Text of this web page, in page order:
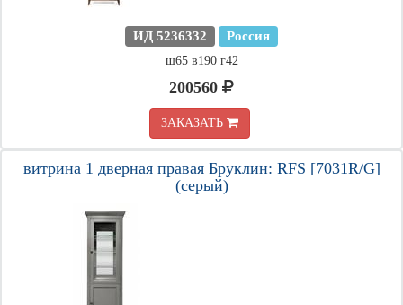
ИД 5236332 Россия
ш65 в190 г42
200560
ЗАКАЗАТЬ
витрина 1 дверная правая Бруклин: RFS [7031R/G]
(серый)